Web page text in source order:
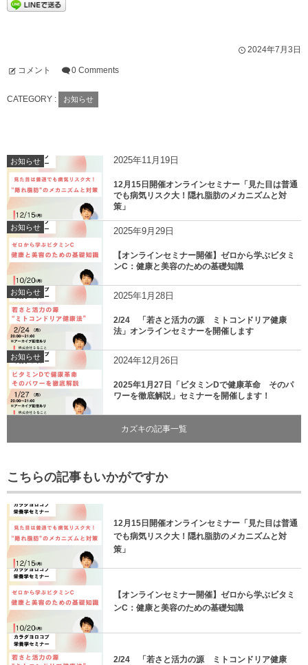
2024年7月3日
コメント 0 Comments
CATEGORY : お知らせ
お知らせ 2025年11月19日
12月15日開催オンラインセミナー「見た目は普通
でも病気リスク大！隠れ脂肪のメカニズムと対
策」
お知らせ 2025年9月29日
【オンラインセミナー開催】ゼロから学ぶビタミ
ンC：健康と美容のための基礎知識
お知らせ 2025年1月28日
2/24 「若さと活力の源 ミトコンドリア健康
法」オンラインセミナーを開催します
お知らせ 2024年12月26日
2025年1月27日「ビタミンDで健康革命 そのパ
ワーを徹底解説」セミナーを開催します！
カズキの記事一覧
こちらの記事もいかがですか
12月15日開催オンラインセミナー「見た目は普通
でも病気リスク大！隠れ脂肪のメカニズムと対
策」
【オンラインセミナー開催】ゼロから学ぶビタミ
ンC：健康と美容のための基礎知識
2/24 「若さと活力の源 ミトコンドリア健康